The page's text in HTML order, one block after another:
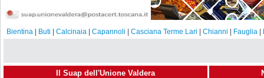
Bientina Buti Calcinaia Capannoli Casciana Terme Lari Chianni Fauglia
Il Suap dell'Unione Valdera